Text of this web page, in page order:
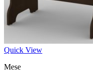
Quick View
Mese